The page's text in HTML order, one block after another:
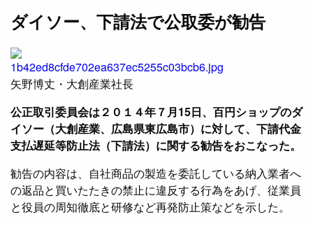
ダイソー、下請法で公取委が勧告
矢野博丈・大創産業社長
公正取引委員会は２０１４年７月15日、百円ショップのダ
イソー（大創産業、広島県東広島市）に対して、下請代金
支払遅延等防止法（下請法）に関する勧告をおこなった。
勧告の内容は、自社商品の製造を委託している納入業者へ
の返品と買いたたきの禁止に違反する行為をあげ、従業員
と役員の周知徹底と研修など再発防止策などを示した。